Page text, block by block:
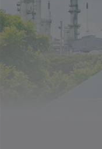
sobre ´Gestión y
una